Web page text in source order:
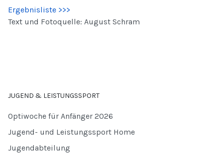
Ergebnisliste >>>
Text und Fotoquelle: August Schram
JUGEND & LEISTUNGSSPORT
Optiwoche für Anfänger 2026
Jugend- und Leistungssport Home
Jugendabteilung